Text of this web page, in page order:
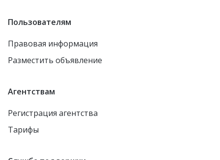
Пользователям
Правовая информация
Разместить объявление
Агентствам
Регистрация агентства
Тарифы